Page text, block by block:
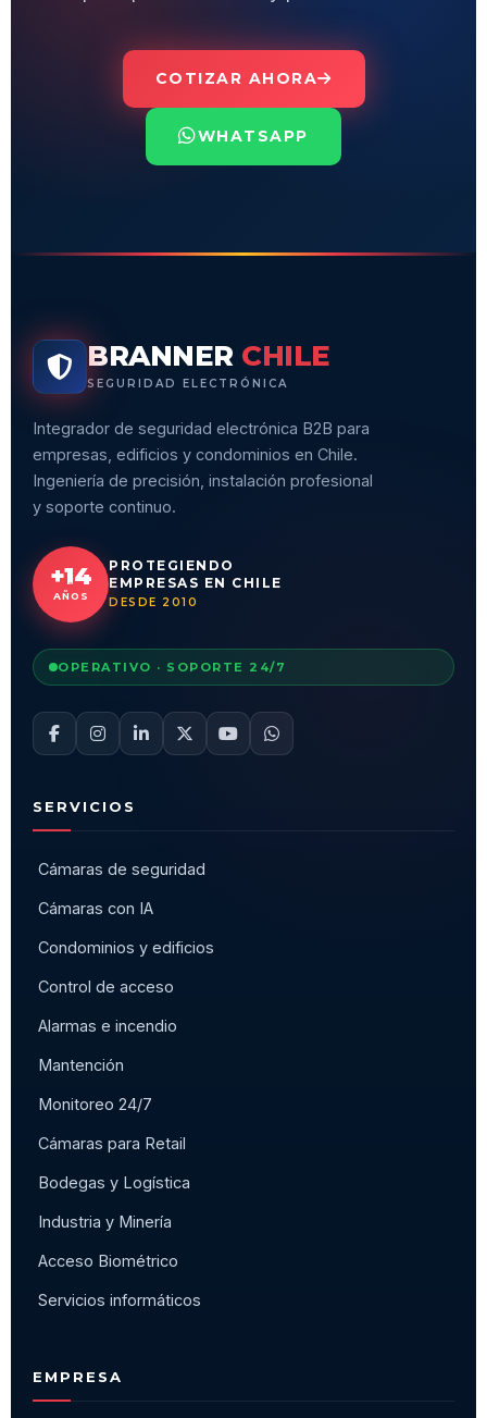
COTIZAR AHORA
WHATSAPP
BRANNER CHILE
SEGURIDAD ELECTRÓNICA
Integrador de seguridad electrónica B2B para
empresas, edificios y condominios en Chile.
Ingeniería de precisión, instalación profesional
y soporte continuo.
+14
AÑOS
PROTEGIENDO
EMPRESAS EN CHILE
DESDE 2010
OPERATIVO · SOPORTE 24/7
SERVICIOS
Cámaras de seguridad
Cámaras con IA
Condominios y edificios
Control de acceso
Alarmas e incendio
Mantención
Monitoreo 24/7
Cámaras para Retail
Bodegas y Logística
Industria y Minería
Acceso Biométrico
Servicios informáticos
EMPRESA